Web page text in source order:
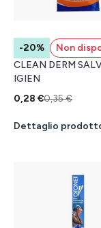
-20%
Non
CLEAN DERM
IGIEN
0,28 €0,35 €
Dettaglio